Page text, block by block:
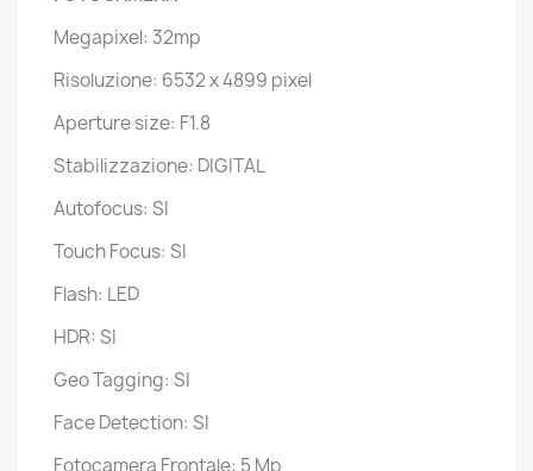
Megapixel: 32mp
Risoluzione: 6532 x 4899 pixel
Aperture size: F1.8
Stabilizzazione: DIGITAL
Autofocus: SI
Touch Focus: SI
Flash: LED
HDR: SI
Geo Tagging: SI
Face Detection: SI
Fotocamera Frontale: 5 Mp